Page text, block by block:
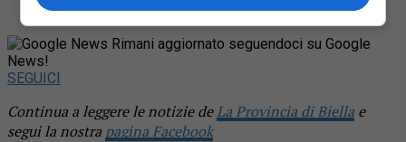
Rimani aggiornato seguendoci su Google
News!
SEGUICI
Continua a leggere le notizie deLa Provincia di Biella e
segui la nostra pagina Facebook